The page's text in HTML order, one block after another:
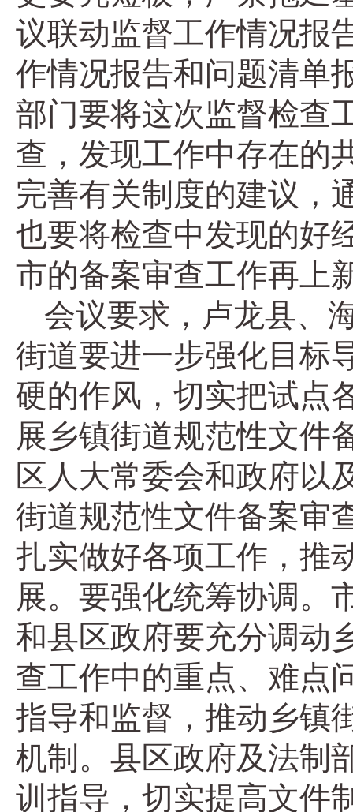
议联动监督工作情况报
作情况报告和问题清单
部门要将这次监督检查
查，发现工作中存在的
完善有关制度的建议，
也要将检查中发现的好
市的备案审查工作再上
会议要求，卢龙县、
街道要进一步强化目标
硬的作风，切实把试点
展乡镇街道规范性文件
区人大常委会和政府以
街道规范性文件备案审
扎实做好各项工作，推
展。要强化统筹协调。
和县区政府要充分调动
查工作中的重点、难点
指导和监督，推动乡镇
机制。县区政府及法制
训指导，切实提高文件